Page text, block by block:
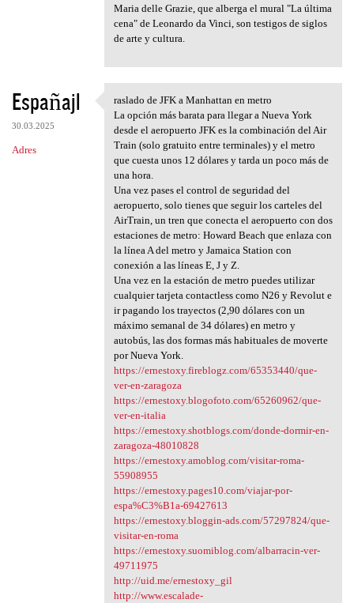
Maria delle Grazie, que alberga el mural "La última
cena" de Leonardo da Vinci, son testigos de siglos
de arte y cultura.
Españajl
30.03.2025
Adres
raslado de JFK a Manhattan en
raslado de JFK a Manhattan en metro
La opción más barata para llegar a Nueva York
desde el aeropuerto JFK es la combinación del Air
Train (solo gratuito entre terminales) y el metro
que cuesta unos 12 dólares y tarda un poco más de
una hora.
Una vez pases el control de seguridad del
aeropuerto, solo tienes que seguir los carteles del
AirTrain, un tren que conecta el aeropuerto con dos
estaciones de metro: Howard Beach que enlaza con
la línea A del metro y Jamaica Station con
conexión a las líneas E, J y Z.
Una vez en la estación de metro puedes utilizar
cualquier tarjeta contactless como N26 y Revolut e
ir pagando los trayectos (2,90 dólares con un
máximo semanal de 34 dólares) en metro y
autobús, las dos formas más habituales de moverte
por Nueva York.
https://ernestoxy.fireblogz.com/65353440/que-
ver-en-zaragoza
https://ernestoxy.blogofoto.com/65260962/que-
ver-en-italia
https://ernestoxy.shotblogs.com/donde-dormir-en-
zaragoza-48010828
https://ernestoxy.amoblog.com/visitar-roma-
55908955
https://ernestoxy.pages10.com/viajar-por-
espa%C3%B1a-69427613
https://ernestoxy.bloggin-ads.com/57297824/que-
visitar-en-roma
https://ernestoxy.suomiblog.com/albarracin-ver-
49711975
http://uid.me/ernestoxy_gil
http://www.escalade-